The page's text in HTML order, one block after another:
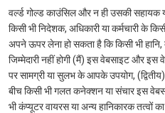
वर्ल्ड गोल्ड काउंसिल और न ही उसकी सहायक
किसी भी निदेशक, अधिकारी या कर्मचारी के
अपने ऊपर लेना हो सकता है कि किसी भी हानि,
जिम्मेदारी नहीं होगी (मैं) इस वेबसाइट और इस
पर सामग्री या सुलभ के आपके उपयोग,
बीच किसी भी गलत कनेक्शन या संचार इस
भी कंप्यूटर वायरस या अन्य हानिकारक तत्वों